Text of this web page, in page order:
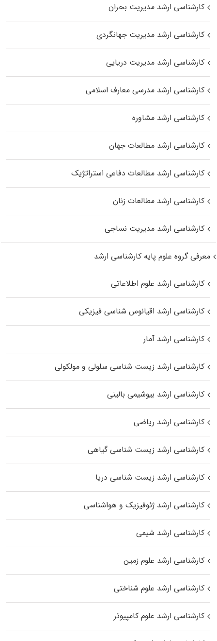
کارشناسی ارشد مدیریت بحران
کارشناسی ارشد مدیریت جهانگردی
کارشناسی ارشد مدیریت دریایی
کارشناسی ارشد مدرسی معارف اسلامی
کارشناسی ارشد مشاوره
کارشناسی ارشد مطالعات جهان
کارشناسی ارشد مطالعات دفاعی استراتژیک
کارشناسی ارشد مطالعات زنان
کارشناسی ارشد مدیریت نساجی
معرفی گروه علوم پایه کارشناسی ارشد
کارشناسی ارشد علوم اطلاعاتی
کارشناسی ارشد اقیانوس‌ شناسی فیزیکی
کارشناسی ارشد آمار
کارشناسی ارشد زیست شناسی سلولی و مولکولی
کارشناسی ارشد بیوشیمی بالینی
کارشناسی ارشد ریاضی
کارشناسی ارشد زیست‌ شناسی گیاهی
کارشناسی ارشد زیست‌ شناسی دریا
کارشناسی ارشد ژئوفیزیک و هواشناسی
کارشناسی ارشد شیمی
کارشناسی ارشد علوم زمین
کارشناسی ارشد علوم شناختی
کارشناسی ارشد علوم کامپیوتر